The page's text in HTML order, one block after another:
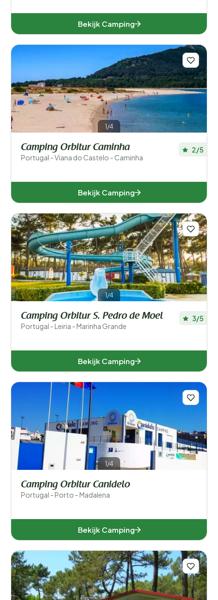
Bekijk Camping
1/4
Camping Orbitur Caminha
Portugal - Viana do Castelo - Caminha
2/5
Bekijk Camping
1/4
Camping Orbitur S. Pedro de Moel
Portugal - Leiria - Marinha Grande
3/5
Bekijk Camping
1/4
Camping Orbitur Canidelo
Portugal - Porto - Madalena
Bekijk Camping